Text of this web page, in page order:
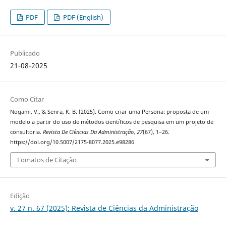
PDF PDF (English)
Publicado
21-08-2025
Como Citar
Nogami, V., & Senra, K. B. (2025). Como criar uma Persona: proposta de um
modelo a partir do uso de métodos científicos de pesquisa em um projeto de
consultoria. Revista De Ciências Da Administração, 27(67), 1–26.
https://doi.org/10.5007/2175-8077.2025.e98286
Fomatos de Citação
Edição
v. 27 n. 67 (2025): Revista de Ciências da Administração